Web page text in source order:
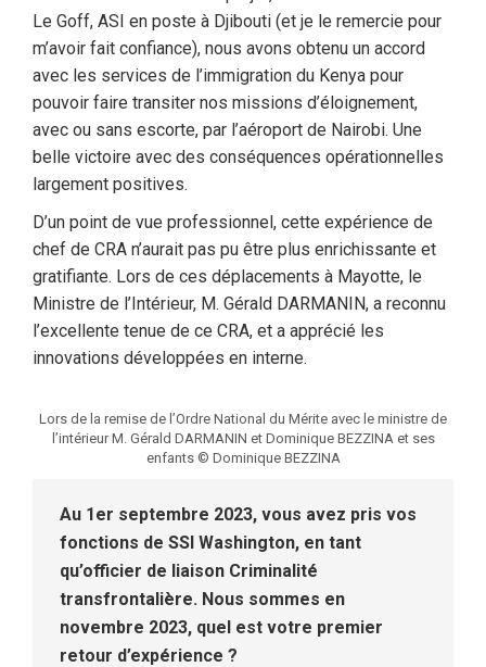
Le Goff, ASI en poste à Djibouti (et je le remercie pour
m’avoir fait confiance), nous avons obtenu un accord
avec les services de l’immigration du Kenya pour
pouvoir faire transiter nos missions d’éloignement,
avec ou sans escorte, par l’aéroport de Nairobi. Une
belle victoire avec des conséquences opérationnelles
largement positives.
D’un point de vue professionnel, cette expérience de
chef de CRA n’aurait pas pu être plus enrichissante et
gratifiante. Lors de ces déplacements à Mayotte, le
Ministre de l’Intérieur, M. Gérald DARMANIN, a reconnu
l’excellente tenue de ce CRA, et a apprécié les
innovations développées en interne.
Lors de la remise de l’Ordre National du Mérite avec le ministre de
l’intérieur M. Gérald DARMANIN et Dominique BEZZINA et ses
enfants © Dominique BEZZINA
Au 1er septembre 2023, vous avez pris vos
fonctions de SSI Washington, en tant
qu’officier de liaison Criminalité
transfrontalière. Nous sommes en
novembre 2023, quel est votre premier
retour d’expérience ?